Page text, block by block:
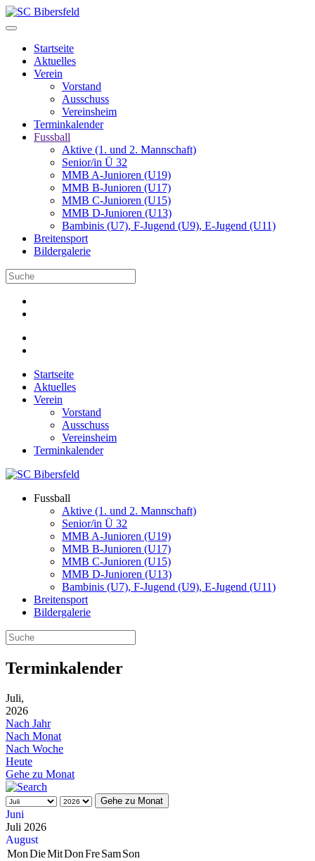
Startseite
Aktuelles
Verein
Vorstand
Ausschuss
Vereinsheim
Terminkalender
Fussball
Aktive (1. und 2. Mannschaft)
Senior/in Ü 32
MMB A-Junioren (U19)
MMB B-Junioren (U17)
MMB C-Junioren (U15)
MMB D-Junioren (U13)
Bambinis (U7), F-Jugend (U9), E-Jugend (U11)
Breitensport
Bildergalerie
Startseite
Aktuelles
Verein
Vorstand
Ausschuss
Vereinsheim
Terminkalender
Fussball
Aktive (1. und 2. Mannschaft)
Senior/in Ü 32
MMB A-Junioren (U19)
MMB B-Junioren (U17)
MMB C-Junioren (U15)
MMB D-Junioren (U13)
Bambinis (U7), F-Jugend (U9), E-Jugend (U11)
Breitensport
Bildergalerie
Terminkalender
Juli,
2026
Nach Jahr
Nach Monat
Nach Woche
Heute
Gehe zu Monat
Gehe zu Monat
Juni
Juli 2026
August
MonDieMitDonFreSamSon